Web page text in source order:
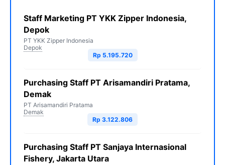
Staff Marketing PT YKK Zipper Indonesia,
Depok
PT YKK Zipper Indonesia
Depok
Rp 5.195.720
Purchasing Staff PT Arisamandiri Pratama,
Demak
PT Arisamandiri Pratama
Demak
Rp 3.122.806
Purchasing Staff PT Sanjaya Internasional
Fishery, Jakarta Utara